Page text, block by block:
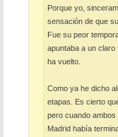
Porque yo,
sensación de que
Fue su peor
apuntaba a un claro
ha vuelto.
Como ya he dicho
etapas. Es cierto
pero cuando
Madrid había